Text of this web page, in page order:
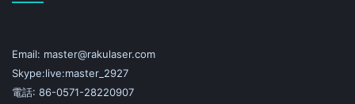
Email: master@rakulaser.com
Skype:live:master_2927
電話: 86-0571-28220907